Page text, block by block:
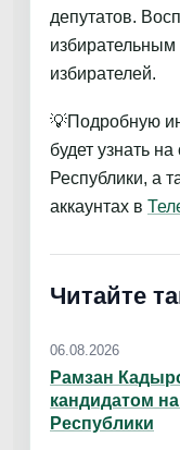
депутатов.
избирателей.
💡Подробную
будет узнать
Республики, а
аккаунтах в
Читайте
06.08.2026
Рамзан
кандидатом
Республики